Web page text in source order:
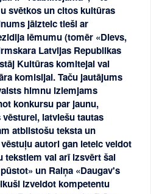
svētkos un citos kultūras
jāizteic tieši ar
lēmumu (tomēr «Dievs,
Latvijas Republikas
Kultūras komitejai vai
komisijai. Taču jautājums
himnu izlemjams
konkursu par jaunu,
latviešu tautas
atbilstošu teksta un
autori gan ieteic veidot
tekstiem vai arī izsvērt šai
un Raiņa «Daugav's
izveidot kompetentu